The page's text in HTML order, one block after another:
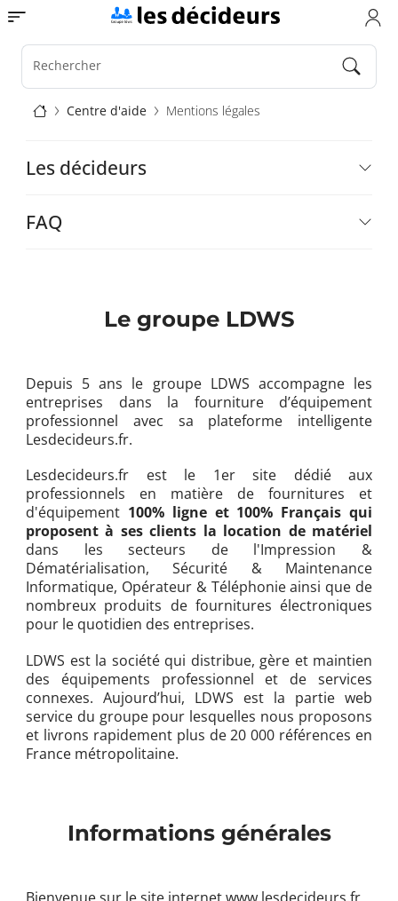
Aller
au
contenu
principal
Toggle navigation
Rechercher
Fil
Centre d'aide Mentions légales
Les décideurs
FAQ
Le groupe LDWS
Depuis 5 ans le groupe LDWS accompagne les
entreprises dans la fourniture d’équipement
professionnel avec sa plateforme intelligente
Lesdecideurs.fr.
Lesdecideurs.fr est le 1er site dédié aux
professionnels en matière de fournitures et
d'équipement 100% ligne et 100% Français qui
proposent à ses clients la location de matériel
dans les secteurs de l'Impression &
Dématérialisation, Sécurité & Maintenance
Informatique, Opérateur & Téléphonie ainsi que de
nombreux produits de fournitures électroniques
pour le quotidien des entreprises.
LDWS est la société qui distribue, gère et maintien
des équipements professionnel et de services
connexes. Aujourd’hui, LDWS est la partie web
service du groupe pour lesquelles nous proposons
et livrons rapidement plus de 20 000 références en
France métropolitaine.
Informations générales